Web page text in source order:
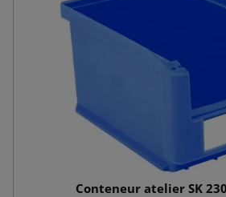
Conteneur atelier SK